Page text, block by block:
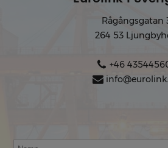
Rågångsgatan
264 53
+46